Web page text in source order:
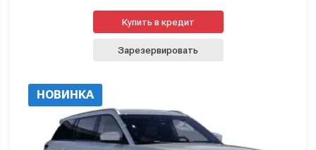
Купить в кредит
Зарезервировать
НОВИНКА